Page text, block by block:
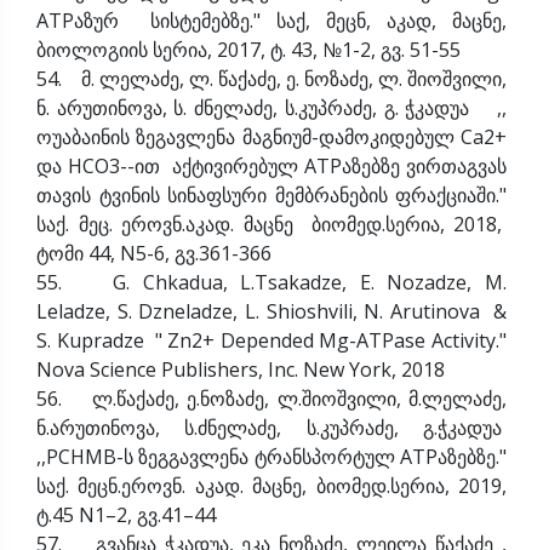
ATPაზურ სისტემებზე." საქ, მეცნ, აკად, მაცნე,
ბიოლოგიის სერია, 2017, ტ. 43, №1-2, გვ. 51-55
54. მ. ლელაძე, ლ. წაქაძე, ე. ნოზაძე, ლ. შიოშვილი,
ნ. არუთინოვა, ს. ძნელაძე, ს.კუპრაძე, გ. ჭკადუა ,,
ოუაბაინის ზეგავლენა მაგნიუმ-დამოკიდებულ Ca2+
და HCO3--ით აქტივირებულ ATPაზებზე ვირთაგვას
თავის ტვინის სინაფსური მემბრანების ფრაქციაში."
საქ. მეც. ეროვნ.აკად. მაცნე ბიომედ.სერია, 2018,
ტომი 44, N5-6, გვ.361-366
55. G. Chkadua, L.Tsakadze, E. Nozadze, M.
Leladze, S. Dzneladze, L. Shioshvili, N. Arutinova &
S. Kupradze " Zn2+ Depended Mg-ATPase Activity."
Nova Science Publishers, Inc. New York, 2018
56. ლ.წაქაძე, ე.ნოზაძე, ლ.შიოშვილი, მ.ლელაძე,
ნ.არუთინოვა, ს.ძნელაძე, ს.კუპრაძე, გ.ჭკადუა
,,PCHMB-ს ზეგგავლენა ტრანსპორტულ ATPაზებზე."
საქ. მეცნ.ეროვნ. აკად. მაცნე, ბიომედ.სერია, 2019,
ტ.45 N1–2, გვ.41–44
57. გვანცა ჭკადუა, ეკა ნოზაძე, ლეილა წაქაძე ,